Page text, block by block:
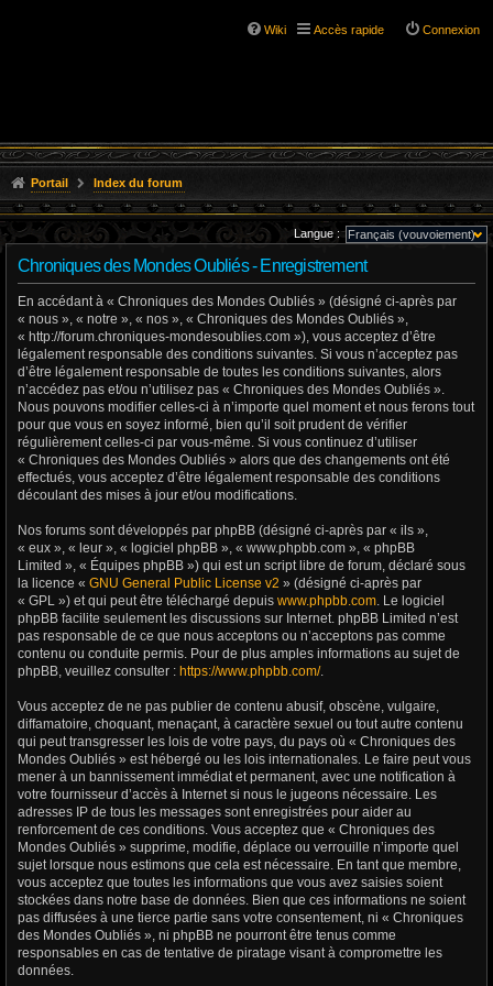
Wiki Accès rapide Connexion
Portail Index du forum
Langue :
Chroniques des Mondes Oubliés - Enregistrement
En accédant à « Chroniques des Mondes Oubliés » (désigné ci-après par
« nous », « notre », « nos », « Chroniques des Mondes Oubliés »,
« http://forum.chroniques-mondesoublies.com »), vous acceptez d’être
légalement responsable des conditions suivantes. Si vous n’acceptez pas
d’être légalement responsable de toutes les conditions suivantes, alors
n’accédez pas et/ou n’utilisez pas « Chroniques des Mondes Oubliés ».
Nous pouvons modifier celles-ci à n’importe quel moment et nous ferons tout
pour que vous en soyez informé, bien qu’il soit prudent de vérifier
régulièrement celles-ci par vous-même. Si vous continuez d’utiliser
« Chroniques des Mondes Oubliés » alors que des changements ont été
effectués, vous acceptez d’être légalement responsable des conditions
découlant des mises à jour et/ou modifications.
Nos forums sont développés par phpBB (désigné ci-après par « ils »,
« eux », « leur », « logiciel phpBB », « www.phpbb.com », « phpBB
Limited », « Équipes phpBB ») qui est un script libre de forum, déclaré sous
la licence « GNU General Public License v2 » (désigné ci-après par
« GPL ») et qui peut être téléchargé depuis www.phpbb.com. Le logiciel
phpBB facilite seulement les discussions sur Internet. phpBB Limited n’est
pas responsable de ce que nous acceptons ou n’acceptons pas comme
contenu ou conduite permis. Pour de plus amples informations au sujet de
phpBB, veuillez consulter : https://www.phpbb.com/.
Vous acceptez de ne pas publier de contenu abusif, obscène, vulgaire,
diffamatoire, choquant, menaçant, à caractère sexuel ou tout autre contenu
qui peut transgresser les lois de votre pays, du pays où « Chroniques des
Mondes Oubliés » est hébergé ou les lois internationales. Le faire peut vous
mener à un bannissement immédiat et permanent, avec une notification à
votre fournisseur d’accès à Internet si nous le jugeons nécessaire. Les
adresses IP de tous les messages sont enregistrées pour aider au
renforcement de ces conditions. Vous acceptez que « Chroniques des
Mondes Oubliés » supprime, modifie, déplace ou verrouille n’importe quel
sujet lorsque nous estimons que cela est nécessaire. En tant que membre,
vous acceptez que toutes les informations que vous avez saisies soient
stockées dans notre base de données. Bien que ces informations ne soient
pas diffusées à une tierce partie sans votre consentement, ni « Chroniques
des Mondes Oubliés », ni phpBB ne pourront être tenus comme
responsables en cas de tentative de piratage visant à compromettre les
données.